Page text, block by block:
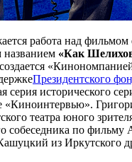
работа над фильмом
«Как
Президентского
серия исторического
«Киноинтервью».
театра юного
собеседника по фильму
из Иркутского